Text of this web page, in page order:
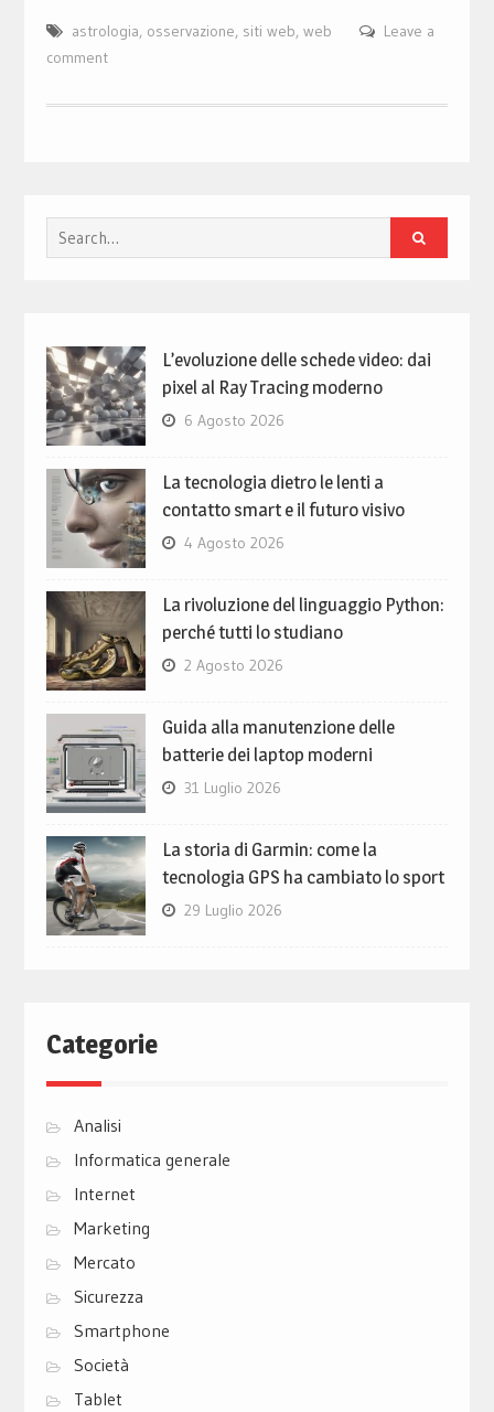
astrologia, osservazione, siti web, web
Leave a
comment
Search
for:
L’evoluzione delle schede video: dai
pixel al Ray Tracing moderno
6 Agosto 2026
La tecnologia dietro le lenti a
contatto smart e il futuro visivo
4 Agosto 2026
La rivoluzione del linguaggio Python:
perché tutti lo studiano
2 Agosto 2026
Guida alla manutenzione delle
batterie dei laptop moderni
31 Luglio 2026
La storia di Garmin: come la
tecnologia GPS ha cambiato lo sport
29 Luglio 2026
Categorie
Analisi
Informatica generale
Internet
Marketing
Mercato
Sicurezza
Smartphone
Società
Tablet